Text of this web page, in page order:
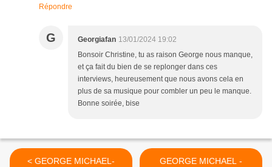
Répondre
G Georgiafan 13/01/2024 19:02
Bonsoir Christine, tu as raison George nous manque,
et ça fait du bien de se replonger dans ces
interviews, heureusement que nous avons cela en
plus de sa musique pour combler un peu le manque.
Bonne soirée, bise
< GEORGE MICHAEL-
GEORGE MICHAEL -